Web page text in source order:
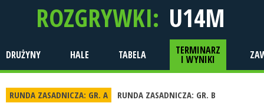
ROZGRYWKI: U14M
DRUŻYNY HALE TABELA TERMINARZ
I WYNIKI
RUNDA ZASADNICZA: GR. A
RUNDA ZASADNICZA: GR. B